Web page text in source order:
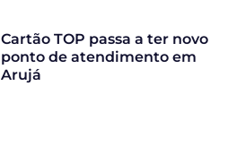
Cartão TOP passa a ter novo
ponto de atendimento em
Arujá